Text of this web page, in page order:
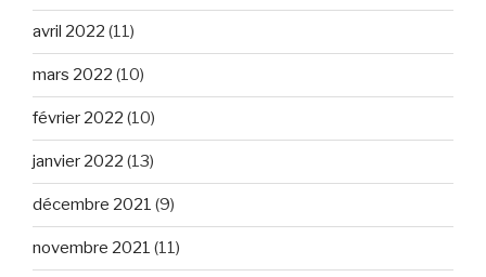
avril 2022 (11)
mars 2022 (10)
février 2022 (10)
janvier 2022 (13)
décembre 2021 (9)
novembre 2021 (11)